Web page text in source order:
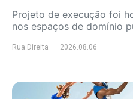
Projeto de execução foi
nos espaços de domínio
Rua Direita 2026.08.06